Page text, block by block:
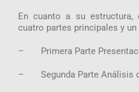
En cuanto a su
cuatro partes principales y un
– Primera Parte
– Segunda Parte Análisis